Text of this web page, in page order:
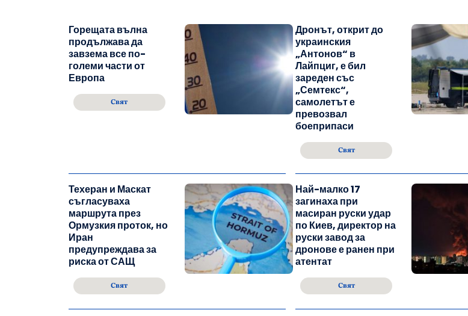
Горещата вълна
продължава да
завзема все по-
големи части от
Европа
Свят
Дронът, открит до
украинския
„Антонов“ в
Лайпциг, е бил
зареден със
„Семтекс“,
самолетът е
превозвал
боеприпаси
Свят
Техеран и Маскат
съгласуваха
маршрута през
Ормузкия проток, но
Иран
предупреждава за
риска от САЩ
Свят
Най-малко 17
загинаха при
масиран руски удар
по Киев, директор на
руски завод за
дронове е ранен при
атентат
Свят